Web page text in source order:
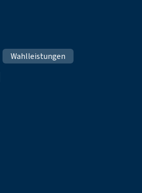
Wahlleistungen